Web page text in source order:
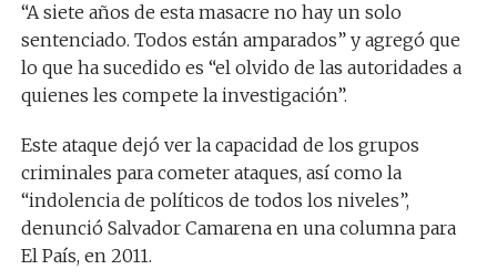
“A siete años de esta masacre no hay un solo
sentenciado. Todos están amparados” y agregó que
lo que ha sucedido es “el olvido de las autoridades a
quienes les compete la investigación”.
Este ataque dejó ver la capacidad de los grupos
criminales para cometer ataques, así como la
“indolencia de políticos de todos los niveles”,
denunció Salvador Camarena en una columna para
El País, en 2011.